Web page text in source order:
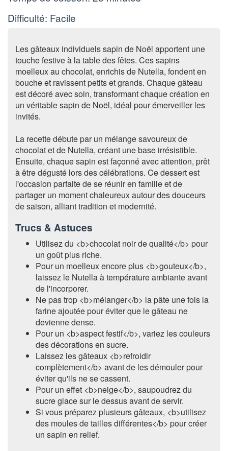
Difficulté: Facile
Les gâteaux individuels sapin de Noël apportent une
touche festive à la table des fêtes. Ces sapins
moelleux au chocolat, enrichis de Nutella, fondent en
bouche et ravissent petits et grands. Chaque gâteau
est décoré avec soin, transformant chaque création en
un véritable sapin de Noël, idéal pour émerveiller les
invités.
La recette débute par un mélange savoureux de
chocolat et de Nutella, créant une base irrésistible.
Ensuite, chaque sapin est façonné avec attention, prêt
à être dégusté lors des célébrations. Ce dessert est
l'occasion parfaite de se réunir en famille et de
partager un moment chaleureux autour des douceurs
de saison, alliant tradition et modernité.
Trucs & Astuces
Utilisez du <b>chocolat noir de qualité</b> pour
un goût plus riche.
Pour un moelleux encore plus <b>gouteux</b>,
laissez le Nutella à température ambiante avant
de l'incorporer.
Ne pas trop <b>mélanger</b> la pâte une fois la
farine ajoutée pour éviter que le gâteau ne
devienne dense.
Pour un <b>aspect festif</b>, variez les couleurs
des décorations en sucre.
Laissez les gâteaux <b>refroidir
complètement</b> avant de les démouler pour
éviter qu'ils ne se cassent.
Pour un effet <b>neige</b>, saupoudrez du
sucre glace sur le dessus avant de servir.
Si vous préparez plusieurs gâteaux, <b>utilisez
des moules de tailles différentes</b> pour créer
un sapin en relief.